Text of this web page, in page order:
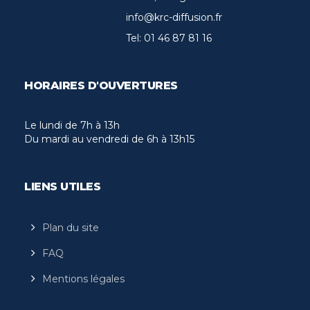
info@krc-diffusion.fr
Tel: 01 46 87 81 16
HORAIRES D'OUVERTURES
Le lundi de 7h à 13h
Du mardi au vendredi de 6h à 13h15
LIENS UTILES
Plan du site
FAQ
Mentions légales